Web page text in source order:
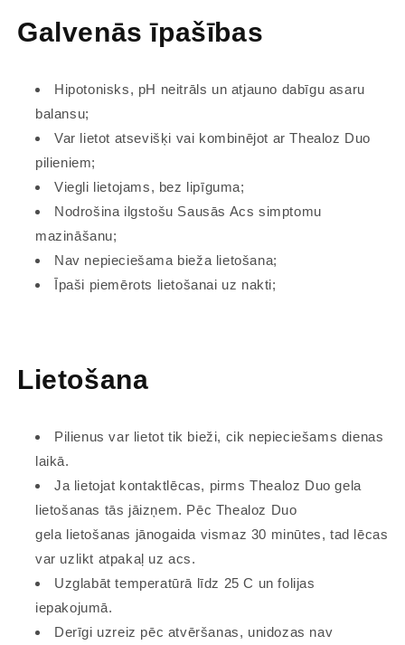
Galvenās īpašības
Hipotonisks, pH neitrāls un atjauno dabīgu asaru
balansu;
Var lietot atsevišķi vai kombinējot ar Thealoz Duo
pilieniem;
Viegli lietojams, bez lipīguma;
Nodrošina ilgstošu Sausās Acs simptomu
mazināšanu;
Nav nepieciešama bieža lietošana;
Īpaši piemērots lietošanai uz nakti;
Lietošana
Pilienus var lietot tik bieži, cik nepieciešams dienas
laikā.
Ja lietojat kontaktlēcas, pirms Thealoz Duo gela
lietošanas tās jāizņem. Pēc Thealoz Duo
gela lietošanas jānogaida vismaz 30 minūtes, tad lēcas
var uzlikt atpakaļ uz acs.
Uzglabāt temperatūrā līdz 25 C un folijas
iepakojumā.
​Derīgi uzreiz pēc atvēršanas, unidozas nav